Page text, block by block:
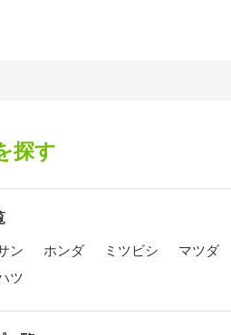
探す
ン ホンダ ミツビシ マツダ
ツ